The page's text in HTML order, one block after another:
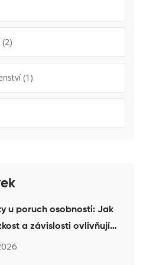
(2)
(1)
u poruch osobnosti: Jak
a závislosti ovlivňují
to